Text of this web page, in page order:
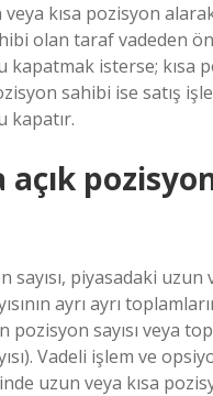
veya kısa pozisyon
olan taraf vadeden
kapatmak isterse; kısa
sahibi ise satış
kapatır.
açık
sayısı, piyasadaki uzun
ayrı ayrı
pozisyon sayısı veya
Vadeli işlem ve
uzun veya kısa